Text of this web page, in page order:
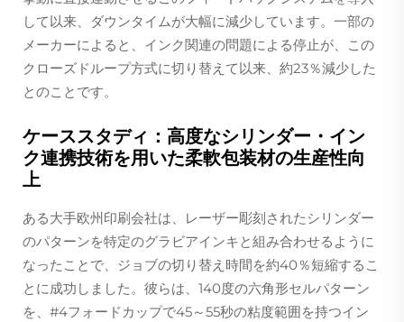
して以来、ダウンタイムが大幅に減少しています。一部の
メーカーによると、インク関連の問題による停止が、この
クローズドループ方式に切り替えて以来、約23％減少した
とのことです。
ケーススタディ：高度なシリンダー・イン
ク連携技術を用いた柔軟包装材の生産性向
上
ある大手欧州印刷会社は、レーザー彫刻されたシリンダー
のパターンを特定のグラビアインキと組み合わせるように
なったことで、ジョブの切り替え時間を約40％短縮するこ
とに成功しました。彼らは、140度の六角形セルパターン
を、#4フォードカップで45～55秒の粘度範囲を持つイン